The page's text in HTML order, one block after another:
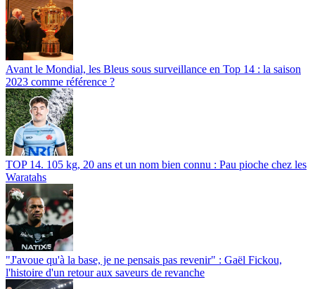
Avant le Mondial, les Bleus sous surveillance en Top 14 : la saison
2023 comme référence ?
TOP 14. 105 kg, 20 ans et un nom bien connu : Pau pioche chez les
Waratahs
"J'avoue qu'à la base, je ne pensais pas revenir" : Gaël Fickou,
l'histoire d'un retour aux saveurs de revanche